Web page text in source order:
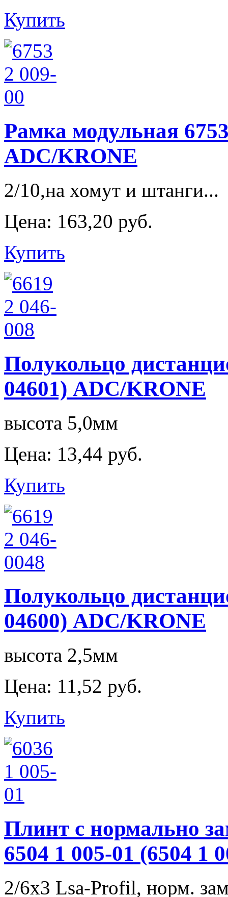
Купить
Рамка модульная
ADC/KRONE
2/10,на хомут и штанги...
Цена: 163,20 руб.
Купить
Полукольцо
04601) ADC/KRONE
высота 5,0мм
Цена: 13,44 руб.
Купить
Полукольцо
04600) ADC/KRONE
высота 2,5мм
Цена: 11,52 руб.
Купить
Плинт с нормально
6504 1 005-01 (6504 1
2/6х3 Lsa-Profil, норм.